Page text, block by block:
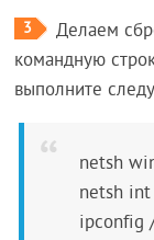
3
Делаем
командную
выполните
netsh
netsh
ipconfig